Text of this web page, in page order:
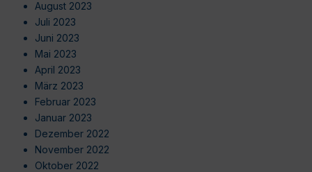
August 2023
Juli 2023
Juni 2023
Mai 2023
April 2023
März 2023
Februar 2023
Januar 2023
Dezember 2022
November 2022
Oktober 2022